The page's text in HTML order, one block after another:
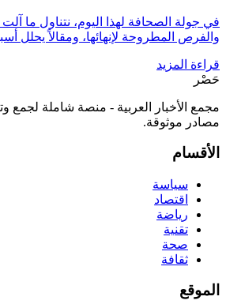
في جولة الصحافة لهذا اليوم، نتناول ما
والفرص المطروحة لإنهائها، ومقالاً يحلل
قراءة المزيد
حَصْر
مجمع الأخبار العربية - منصة شاملة لجمع
مصادر موثوقة.
الأقسام
سياسة
اقتصاد
رياضة
تقنية
صحة
ثقافة
الموقع